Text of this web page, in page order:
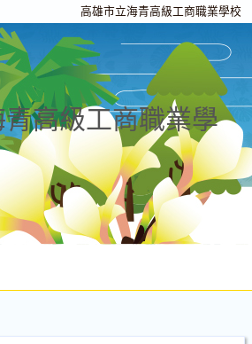
高雄市立海青高級工商職業學校
高級工商職業學